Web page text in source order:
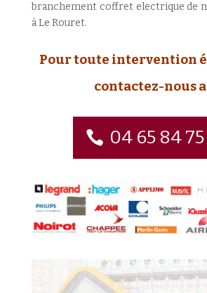
branchement coffret electrique de
à Le Rouret.
Pour toute intervention
contactez-nous
04 65 84